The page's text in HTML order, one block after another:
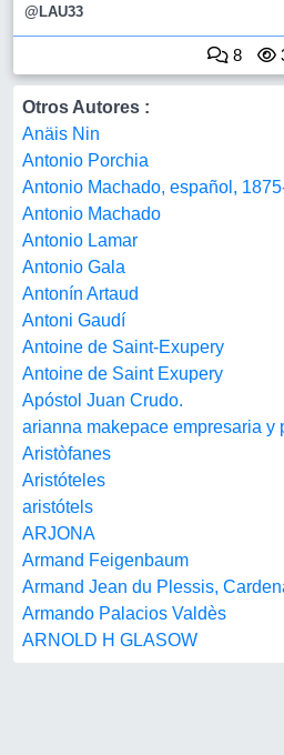
@LAU33
8
Otros Autores :
Anäis Nin
Antonio Porchia
Antonio Machado, español,
Antonio Machado
Antonio Lamar
Antonio Gala
Antonín Artaud
Antoni Gaudí
Antoine de Saint-Exupery
Antoine de Saint Exupery
Apóstol Juan Crudo.
arianna makepace empresaria y
Aristòfanes
Aristóteles
aristótels
ARJONA
Armand Feigenbaum
Armand Jean du Plessis,
Armando Palacios Valdès
ARNOLD H GLASOW